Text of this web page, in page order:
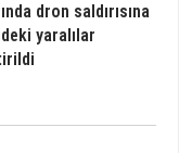
dron saldırısına
yaralılar